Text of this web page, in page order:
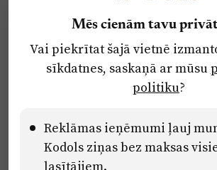
Privātuma politika
Ētikas kodekss
Pārredzamības paziņojumi
Mēs cienām tavu
Vai piekrītat šajā vietnē
sīkdatnes, saskaņā ar mūsu
politiku?
Reklāmas ieņēmumi ļauj
Kodols ziņas bez maksas
lasītājiem.